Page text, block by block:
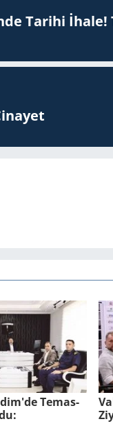
Tarihi
Te­mas­